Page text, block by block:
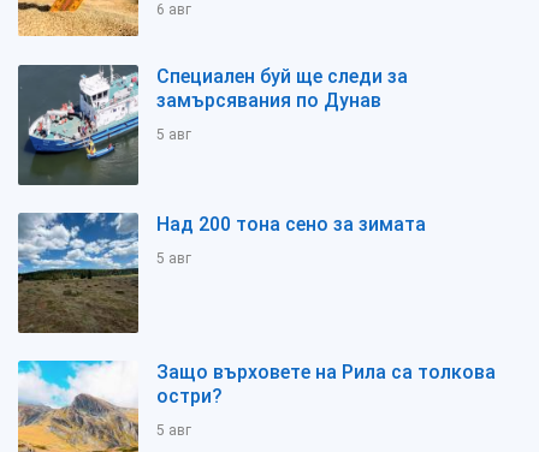
6 авг
Специален буй ще следи за
замърсявания по Дунав
5 авг
Над 200 тона сено за зимата
5 авг
Защо върховете на Рила са толкова
остри?
5 авг